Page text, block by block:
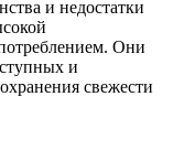
и недостатки
Они
и
свежести